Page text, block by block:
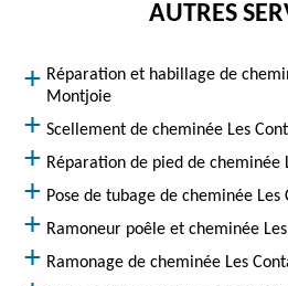
AUTRES
Réparation et habillage de
Montjoie
Scellement de cheminée Les
Réparation de pied de cheminée
Pose de tubage de cheminée
Ramoneur poêle et cheminée
Ramonage de cheminée Les